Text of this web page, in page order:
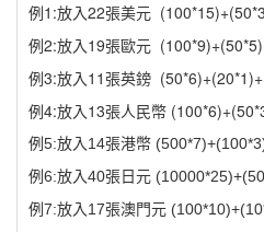
例1:放入22張美元
例2:放入19張歐元
例3:放入11張英鎊
例4:放入13張人民幣
例5:放入14張港幣
例6:放入40張日元
例7:放入17張澳門元